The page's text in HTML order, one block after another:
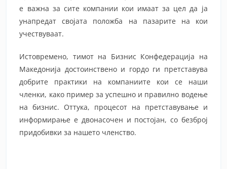
е важна за сите компании кои имаат за цел да ја
унапредат својата положба на пазарите на кои
учествуваат.
Истовремено, тимот на Бизнис Конфедерација на
Македонија достоинствено и гордо ги претставува
добрите практики на компаниите кои се наши
членки, како пример за успешно и правилно водење
на бизнис. Оттука, процесот на претставување и
информирање е двонасочен и постојан, со безброј
придобивки за нашето членство.